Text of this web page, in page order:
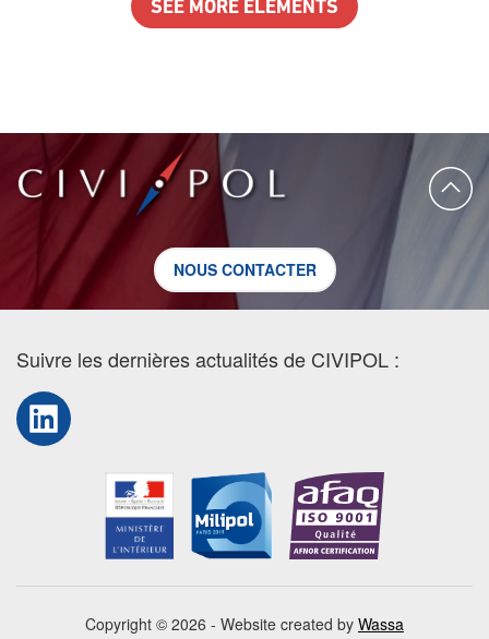
SEE MORE ELEMENTS
NOUS CONTACTER
Suivre les dernières actualités de CIVIPOL :
LinkedIn
Copyright © 2026 - Website created by Wassa